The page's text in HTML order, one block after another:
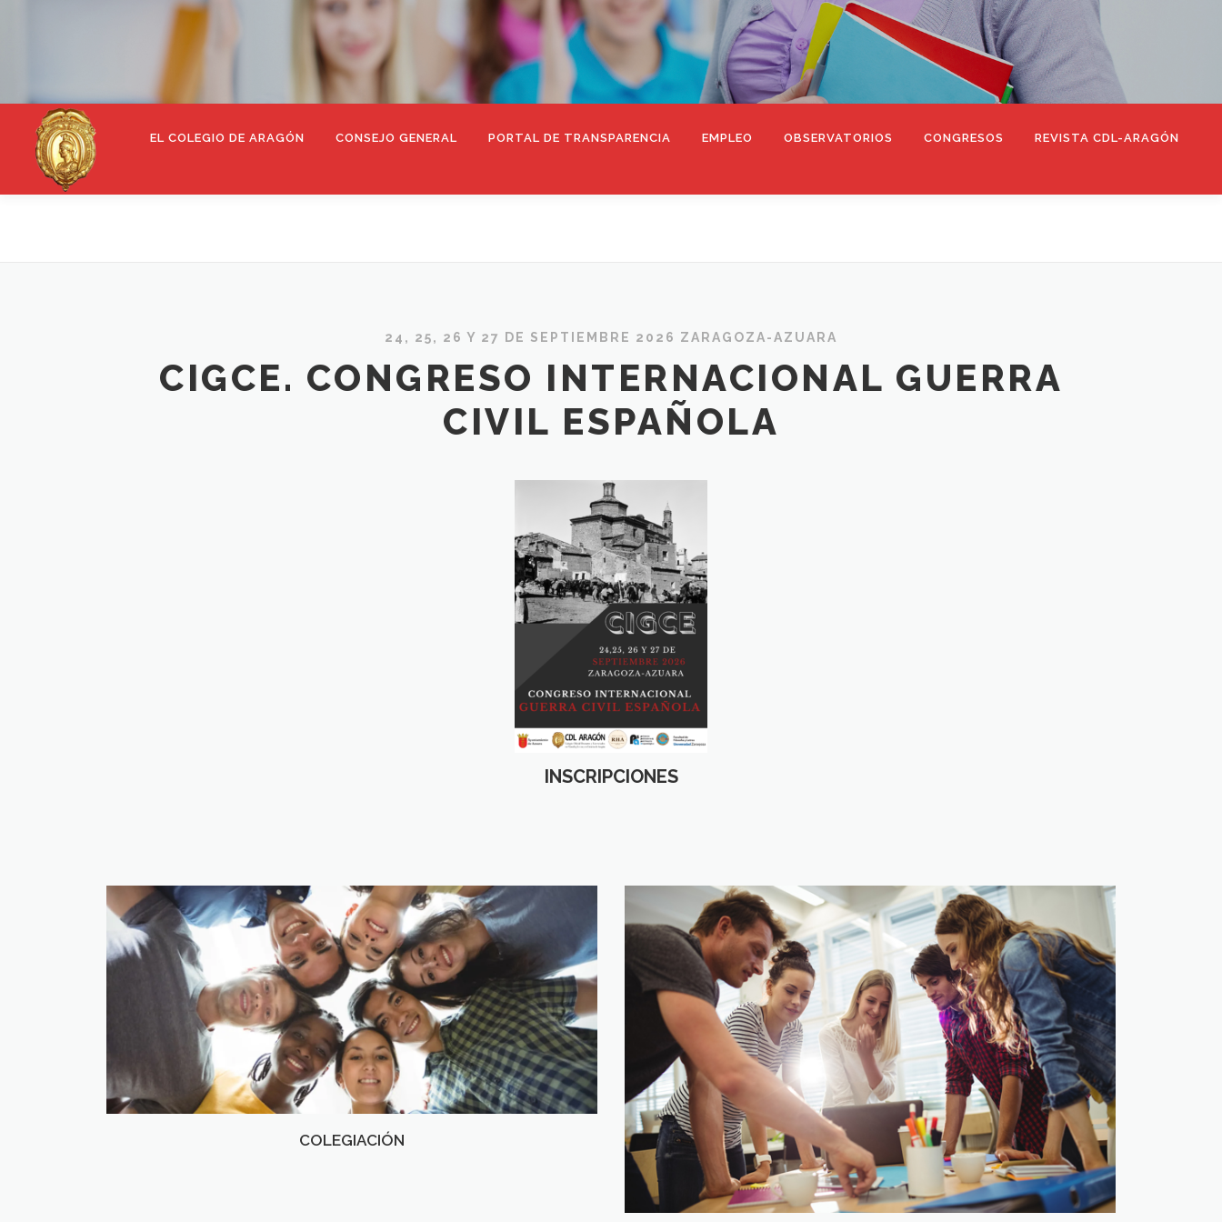
EL COLEGIO DE ARAGÓN CONSEJO GENERAL PORTAL DE TRANSPARENCIA EMPLEO OBSERVATORIOS CONGRESOS REVISTA CDL-ARAGÓN
24, 25, 26 Y 27 DE SEPTIEMBRE 2026 ZARAGOZA-AZUARA
CIGCE. CONGRESO INTERNACIONAL GUERRA
CIVIL ESPAÑOLA
INSCRIPCIONES
COLEGIACIÓN